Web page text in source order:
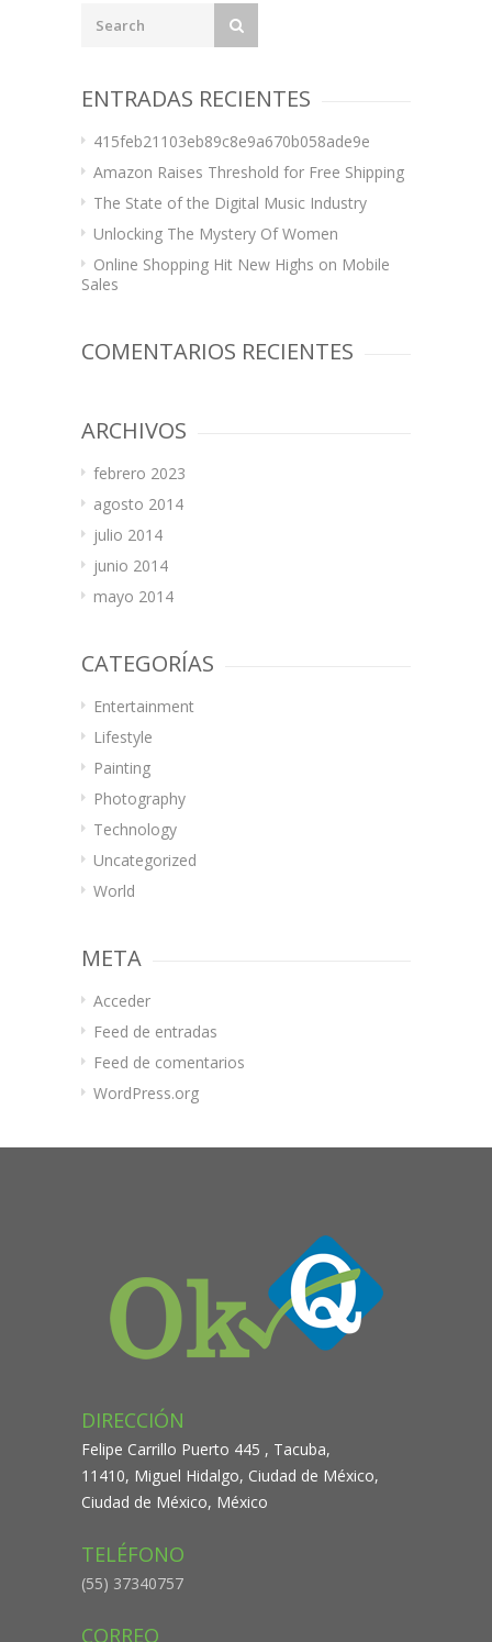
ENTRADAS RECIENTES
415feb21103eb89c8e9a670b058ade9e
Amazon Raises Threshold for Free Shipping
The State of the Digital Music Industry
Unlocking The Mystery Of Women
Online Shopping Hit New Highs on Mobile
Sales
COMENTARIOS RECIENTES
ARCHIVOS
febrero 2023
agosto 2014
julio 2014
junio 2014
mayo 2014
CATEGORÍAS
Entertainment
Lifestyle
Painting
Photography
Technology
Uncategorized
World
META
Acceder
Feed de entradas
Feed de comentarios
WordPress.org
DIRECCIÓN
Felipe Carrillo Puerto 445 , Tacuba,
11410, Miguel Hidalgo, Ciudad de México,
Ciudad de México, México
TELÉFONO
(55) 37340757
CORREO